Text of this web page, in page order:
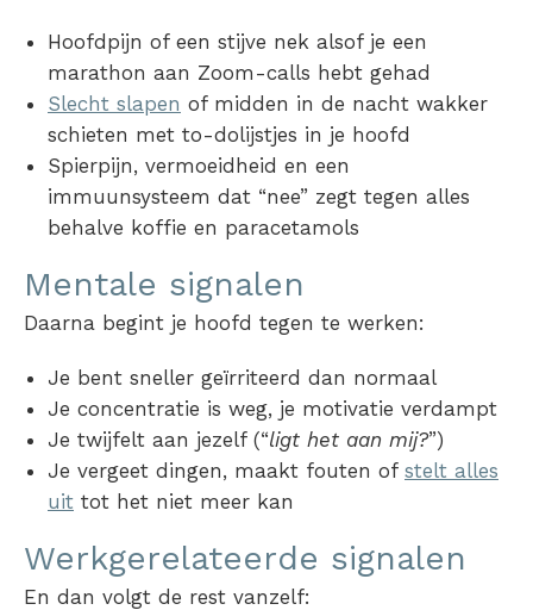
Hoofdpijn of een stijve nek alsof je een
marathon aan Zoom-calls hebt gehad
Slecht slapen of midden in de nacht wakker
schieten met to-dolijstjes in je hoofd
Spierpijn, vermoeidheid en een
immuunsysteem dat “nee” zegt tegen alles
behalve koffie en paracetamols
Mentale signalen
Daarna begint je hoofd tegen te werken:
Je bent sneller geïrriteerd dan normaal
Je concentratie is weg, je motivatie verdampt
Je twijfelt aan jezelf (“ligt het aan mij?”)
Je vergeet dingen, maakt fouten of stelt alles
uit tot het niet meer kan
Werkgerelateerde signalen
En dan volgt de rest vanzelf: